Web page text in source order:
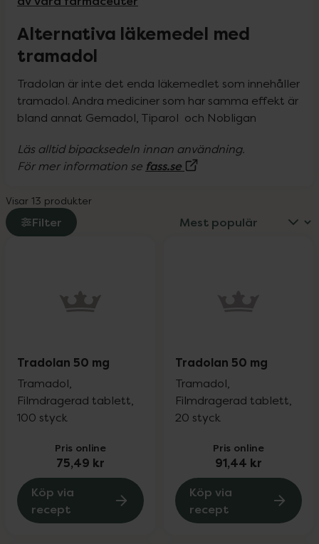
Alternativa läkemedel med
tramadol
Tradolan är inte det enda läkemedlet som innehåller
tramadol. Andra mediciner som har samma effekt är
bland annat Gemadol, Tiparol  och Nobligan
Läs alltid bipacksedeln innan användning.
För mer information se fass.se
Visar 13 produkter
Filter
Tradolan 50 mg
Tramadol,
Filmdragerad tablett,
100 styck
Pris online
75,49 kr
Köp via
recept
Tradolan 50 mg
Tramadol,
Filmdragerad tablett,
20 styck
Pris online
91,44 kr
Köp via
recept